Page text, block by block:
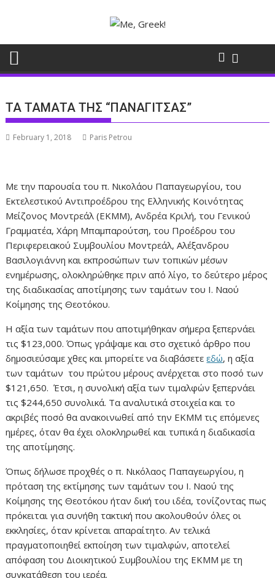
ΤΑ ΤΑΜΑΤΑ ΤΗΣ “ΠΑΝΑΓΙΤΣΑΣ”
February 1, 2018 Paris Petrou
Με την παρουσία του π. Νικολάου Παπαγεωργίου, του
Εκτελεστικού Αντιπροέδρου της Ελληνικής Κοινότητας
Μείζονος Μοντρεάλ (ΕΚΜΜ), Ανδρέα Κριλή, του Γενικού
Γραμματέα, Χάρη Μπαμπαρούτση, του Προέδρου του
Περιφερειακού Συμβουλίου Μοντρεάλ, Αλέξανδρου
Βασιλογιάννη και εκπροσώπων των τοπικών μέσων
ενημέρωσης, ολοκληρώθηκε πριν από λίγο, το δεύτερο μέρος
της διαδικασίας αποτίμησης των ταμάτων του Ι. Ναού
Κοίμησης της Θεοτόκου.
Η αξία των ταμάτων που αποτιμήθηκαν σήμερα ξεπερνάει
τις $123,000. Όπως γράψαμε και στο σχετικό άρθρο που
δημοσιεύσαμε χθες και μπορείτε να διαβάσετεεδώ, η αξία
των ταμάτων του πρώτου μέρους ανέρχεται στο ποσό των
$121,650. Έτσι, η συνολική αξία των τιμαλφών ξεπερνάει
τις $244,650 συνολικά. Τα αναλυτικά στοιχεία και το
ακριβές ποσό θα ανακοινωθεί από την ΕΚΜΜ τις επόμενες
ημέρες, όταν θα έχει ολοκληρωθεί και τυπικά η διαδικασία
της αποτίμησης.
Όπως δήλωσε προχθές ο π. Νικόλαος Παπαγεωργίου, η
πρόταση της εκτίμησης των ταμάτων του Ι. Ναού της
Κοίμησης της Θεοτόκου ήταν δική του ιδέα, τονίζοντας πως
πρόκειται για συνήθη τακτική που ακολουθούν όλες οι
εκκλησίες, όταν κρίνεται απαραίτητο. Αν τελικά
πραγματοποιηθεί εκποίηση των τιμαλφών, αποτελεί
απόφαση του Διοικητικού Συμβουλίου της ΕΚΜΜ με τη
συγκατάθεση του ιερέα.